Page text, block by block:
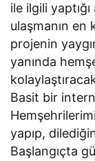
ile ilgili
ulaşmanın en
projenin
yanında
Basit bir
yapıp,
Başlangıçta